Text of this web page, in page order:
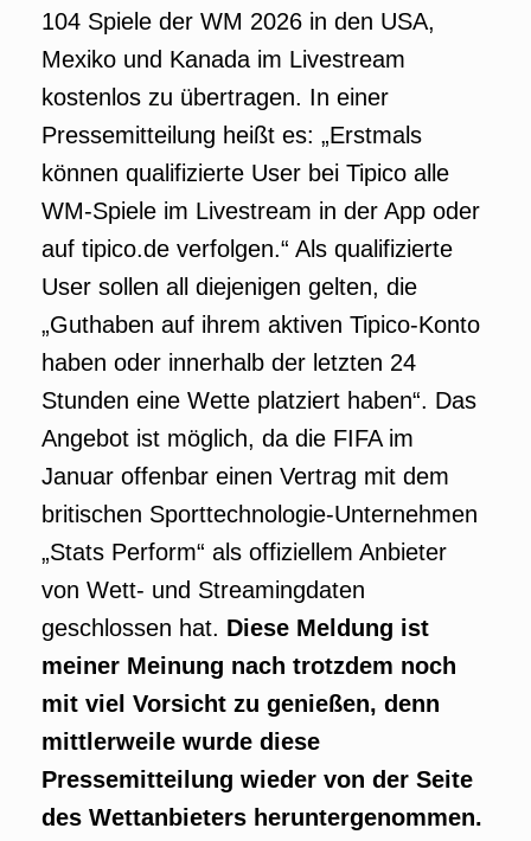
104 Spiele der WM 2026 in den USA,
Mexiko und Kanada im Livestream
kostenlos zu übertragen. In einer
Pressemitteilung heißt es: „Erstmals
können qualifizierte User bei Tipico alle
WM-Spiele im Livestream in der App oder
auf tipico.de verfolgen.“ Als qualifizierte
User sollen all diejenigen gelten, die
„Guthaben auf ihrem aktiven Tipico-Konto
haben oder innerhalb der letzten 24
Stunden eine Wette platziert haben“. Das
Angebot ist möglich, da die FIFA im
Januar offenbar einen Vertrag mit dem
britischen Sporttechnologie-Unternehmen
„Stats Perform“ als offiziellem Anbieter
von Wett- und Streamingdaten
geschlossen hat. Diese Meldung ist
meiner Meinung nach trotzdem noch
mit viel Vorsicht zu genießen, denn
mittlerweile wurde diese
Pressemitteilung wieder von der Seite
des Wettanbieters heruntergenommen.